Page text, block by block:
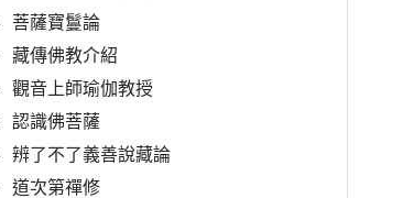
菩薩寶鬘論
藏傳佛教介紹
觀音上師瑜伽教授
認識佛菩薩
辨了不了義善說藏論
道次第禪修